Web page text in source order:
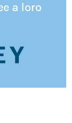
a loro